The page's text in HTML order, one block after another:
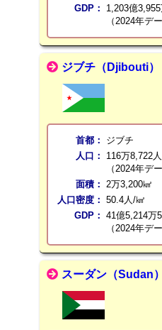
GDP：
1,203億
（2024年デ
ジブチ（Djibouti）
首都：
ジブチ
人口：
116万8,722人
（2024年デ
面積： 2万3,200㎢
人口密度： 50.4人/㎢
GDP： 41億5,214万
（2024年デ
スーダン（Sudan）